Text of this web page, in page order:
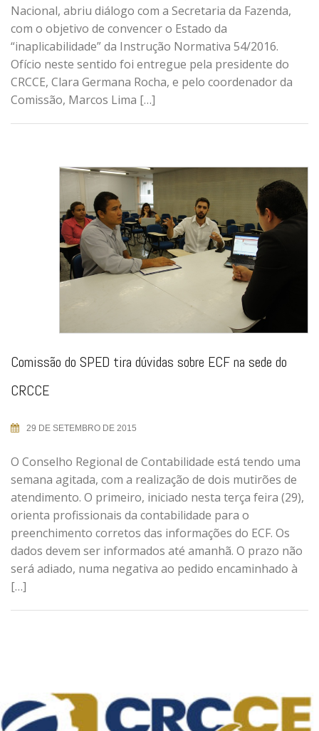
Nacional, abriu diálogo com a Secretaria da Fazenda,
com o objetivo de convencer o Estado da
“inaplicabilidade” da Instrução Normativa 54/2016.
Ofício neste sentido foi entregue pela presidente do
CRCCE, Clara Germana Rocha, e pelo coordenador da
Comissão, Marcos Lima […]
Comissão do SPED tira dúvidas sobre ECF na sede do
CRCCE
29 DE SETEMBRO DE 2015
O Conselho Regional de Contabilidade está tendo uma
semana agitada, com a realização de dois mutirões de
atendimento. O primeiro, iniciado nesta terça feira (29),
orienta profissionais da contabilidade para o
preenchimento corretos das informações do ECF. Os
dados devem ser informados até amanhã. O prazo não
será adiado, numa negativa ao pedido encaminhado à
[…]